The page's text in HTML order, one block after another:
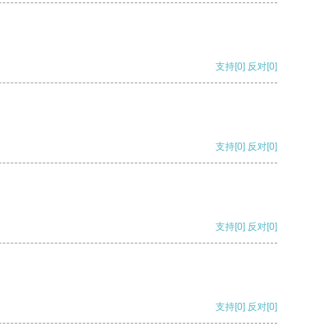
支持[0] 反对[0]
支持[0] 反对[0]
支持[0] 反对[0]
支持[0] 反对[0]